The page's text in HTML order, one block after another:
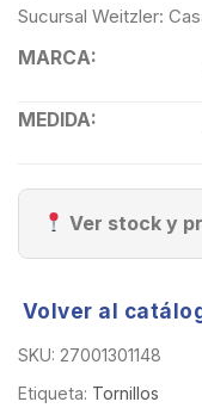
Sucursal Weitzler:
MARCA:
MEDIDA:
Ver stock y
Volver al
SKU: 27001301148
Etiqueta: Tornillos